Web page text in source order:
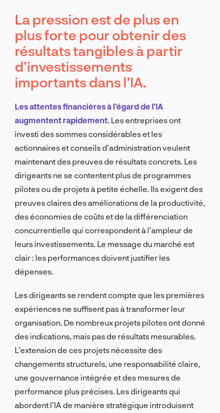
La pression est de plus en
plus forte pour obtenir des
résultats tangibles à partir
d’investissements
importants dans l’IA.
Les attentes financières à l’égard de l’IA
augmentent rapidement . Les entreprises ont
investi des sommes considérables et les
actionnaires et conseils d’administration veulent
maintenant des preuves de résultats concrets. Les
dirigeants ne se contentent plus de programmes
pilotes ou de projets à petite échelle. Ils exigent des
preuves claires des améliorations de la productivité,
des économies de coûts et de la différenciation
concurrentielle qui correspondent à l’ampleur de
leurs investissements. Le message du marché est
clair : les performances doivent justifier les
dépenses.
Les dirigeants se rendent compte que les premières
expériences ne suffisent pas à transformer leur
organisation. De nombreux projets pilotes ont donné
des indications, mais pas de résultats mesurables.
L’extension de ces projets nécessite des
changements structurels, une responsabilité claire,
une gouvernance intégrée et des mesures de
performance plus précises. Les dirigeants qui
abordent l’IA de manière stratégique introduisent